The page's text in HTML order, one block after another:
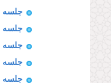
جلسه 5
جلسه 6
جلسه 7
جلسه 8
جلسه 9